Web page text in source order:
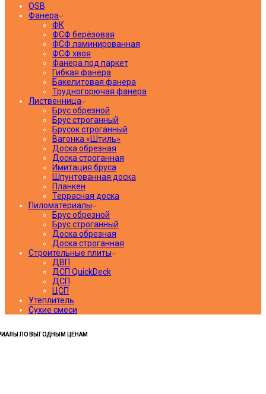
OSB
Фанера
ФК
ФСФ берёзовая
ФСФ ламинированная
ФСФ хвоя
Фанера под паркет
Гибкая фанера
Бакелитовая фанера
Трудногорючая фанера
Лиственница
Брус обрезной
Брус строганный
Брусок строганный
Вагонка «Штиль»
Доска обрезная
Доска строганная
Имитация бруса
Шпунтованная доска
Планкен
Террасная доска
Пиломатериалы
Брус обрезной
Брус строганный
Доска обрезная
Доска строганная
Строительные плиты
ДВП
ДСП QuickDeck
ДСП
ЦСП
Утеплитель
Сухие смеси